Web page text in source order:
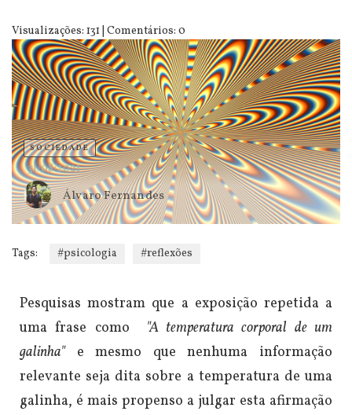
Visualizações: 131 | Comentários: 0
SOCIEDADE
31/08/2021
Álvaro Fernandes
Tags: #psicologia #reflexões
Pesquisas mostram que a exposição repetida a
uma frase como "A temperatura corporal de um
galinha"e mesmo que nenhuma informação
relevante seja dita sobre a temperatura de uma
galinha, é mais propenso a julgar esta afirmação